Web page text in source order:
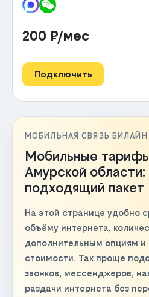
200 ₽/мес
Подключить
МОБИЛЬНАЯ СВЯЗЬ БИЛАЙН
Мобильные
Амурской области:
подходящий пакет
На этой странице удобно
объёму интернета,
дополнительным опциям и
стоимости. Так проще
звонков, мессенджеров,
раздачи интернета без